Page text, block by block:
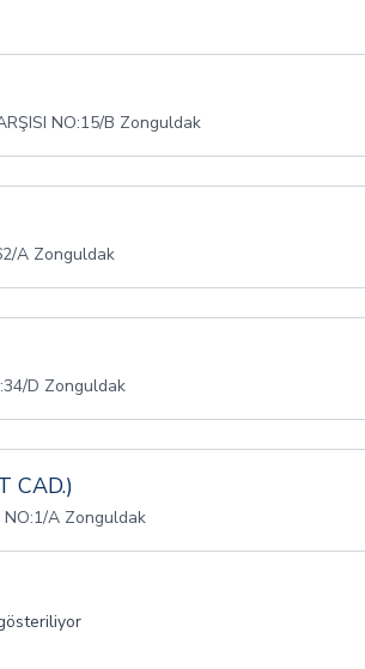
NO:15/B Zonguldak
A Zonguldak
D Zonguldak
CAD.)
NO:1/A Zonguldak